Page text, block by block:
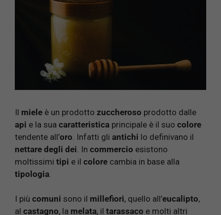
Il miele è un prodotto zuccheroso prodotto dalle
api e la sua caratteristica principale è il suo colore
tendente all’oro . Infatti gli antichi lo definivano il
nettare degli dei . In commercio esistono
moltissimi tipi e il colore cambia in base alla
tipologia
I più comuni sono il millefiori, quello all’eucalipto,
al castagno, la melata, il tarassaco e molti altri